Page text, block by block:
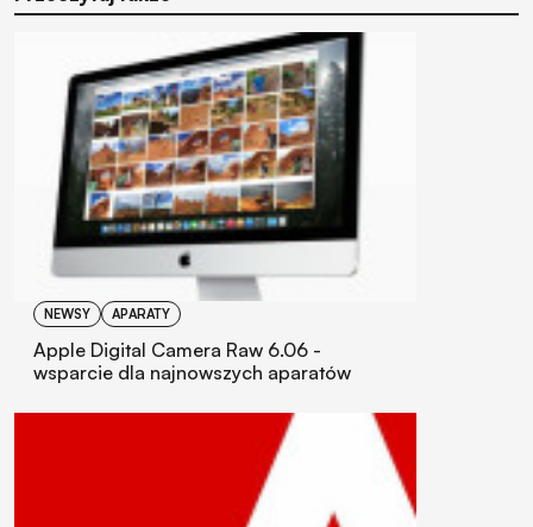
NEWSY APARATY
Apple Digital Camera Raw 6.06 -
wsparcie dla najnowszych aparatów